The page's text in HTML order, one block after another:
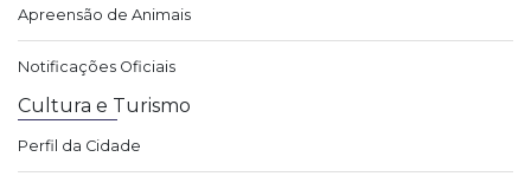
Apreensão de Animais
Notificações Oficiais
Cultura e Turismo
Perfil da Cidade